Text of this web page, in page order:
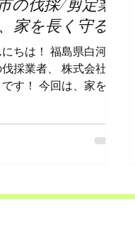
家を長く守る
メンテナンス
ちは！ 福島県白河市
採業者、 株式会社楽
す！ 今回は、家を長
、早速見ていきまし